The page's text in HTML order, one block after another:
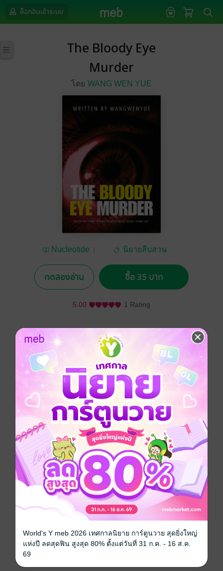
ล็อกอินเข้าระบบ
The Bloody Eye
Murder
โดย WANG WEN YUE
Nucleotide
นิยายสืบสวน
ทดลองอ่าน ซื้อ 35 บาท
5.00 1 Rating
อยากได้ ซื้อเป็นของขวัญ ติดตาม แชร์
The cold air blanketed Beijing, but the chill inside
Xicheng Police Station was far more intense. A young
woman had been found dead in her bedroom, her
eyes viciously stabbed, blood soaking the bed. The
officers were forced to confront the darkness of a case
steeped in brutality and mystery as they searched for
the truth hidden within the harrowing traces of this
gruesome murder.
หนังสือแปล สืบสวน / นักสืบ ปริศนา
ฆาตกรรม อาชญากรรม
ประเภทไฟล์ pdf, epub(สารบัญ)
วันที่วางขาย
World's Y meb 2026 เทศกาลนิยาย การ์ตูนวาย สุดยิ่งใหญ่
แห่งปี ลดสุดฟิน สูงสุด 80% ตั้งแต่วันที่ 31 ก.ค. - 16 ส.ค.
69